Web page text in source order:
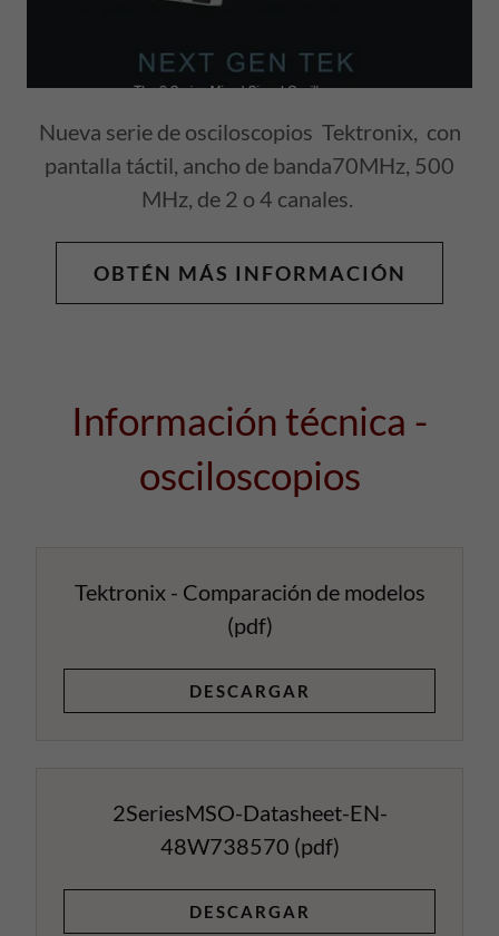
Nueva serie de osciloscopios Tektronix, con
pantalla táctil, ancho de banda70MHz, 500
MHz, de 2 o 4 canales.
OBTÉN MÁS INFORMACIÓN
Información técnica -
osciloscopios
Tektronix - Comparación de modelos
(pdf)
DESCARGAR
2SeriesMSO-Datasheet-EN-
48W738570 (pdf)
DESCARGAR